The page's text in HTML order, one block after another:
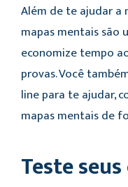
Além de te ajudar a
mapas mentais são
economize tempo
provas. Você
line para te ajudar,
mapas mentais de
Teste